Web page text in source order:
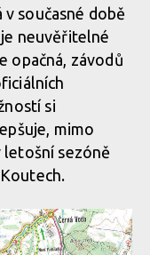
v současné době
neuvěřitelné
opačná, závodů
si
mimo
letošní sezóně